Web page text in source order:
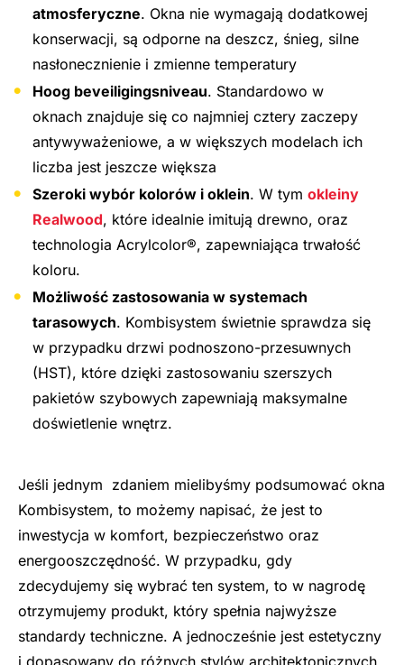
atmosferyczne. Okna nie wymagają dodatkowej
konserwacji, są odporne na deszcz, śnieg, silne
nasłonecznienie i zmienne temperatury
Hoog beveiligingsniveau. Standardowo w
oknach znajduje się co najmniej cztery zaczepy
antywyważeniowe, a w większych modelach ich
liczba jest jeszcze większa
Szeroki wybór kolorów i oklein. W tym okleiny
Realwood, które idealnie imitują drewno, oraz
technologia Acrylcolor®, zapewniająca trwałość
koloru.
Możliwość zastosowania w systemach
tarasowych. Kombisystem świetnie sprawdza się
w przypadku drzwi podnoszono-przesuwnych
(HST), które dzięki zastosowaniu szerszych
pakietów szybowych zapewniają maksymalne
doświetlenie wnętrz.
Jeśli jednym zdaniem mielibyśmy podsumować okna
Kombisystem, to możemy napisać, że jest to
inwestycja w komfort, bezpieczeństwo oraz
energooszczędność. W przypadku, gdy
zdecydujemy się wybrać ten system, to w nagrodę
otrzymujemy produkt, który spełnia najwyższe
standardy techniczne. A jednocześnie jest estetyczny